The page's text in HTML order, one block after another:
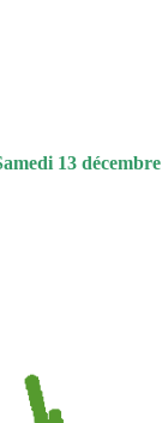
13 décembre